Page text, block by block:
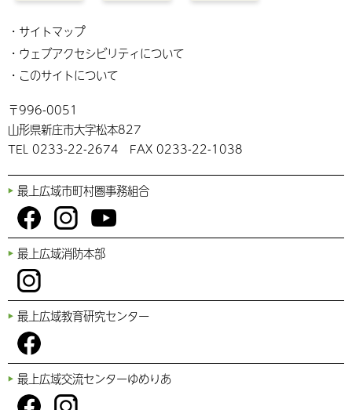
サイトマップ
ウェブアクセシビリティについて
このサイトについて
〒996-0051
山形県新庄市大字松本827
TEL 0233-22-2674 FAX 0233-22-1038
最上広域市町村圏事務組合
Fac
ebo
ok
Inst
agr
You
Tub
最上広域消防本部
Inst
agr
am
最上広域教育研究センター
Fac
ebo
ok
最上広域交流センターゆめりあ